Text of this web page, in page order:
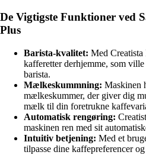
De Vigtigste Funktioner ved
Plus
Barista-kvalitet: Med
kafferetter derhjemme, som
barista.
Mælkeskummning: Maskinen
mælkeskummer, der giver dig
mælk til din foretrukne
Automatisk rengøring:
maskinen ren med sit
Intuitiv betjening: Med et
tilpasse dine kaffepreferencer